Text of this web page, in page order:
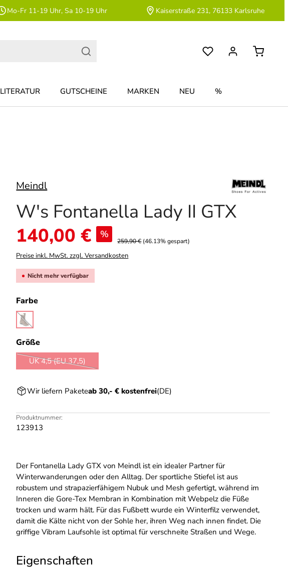
Mo-Fr 11-19 Uhr, Sa 10-19 Uhr Kaiserstraße 231, 76133 Karlsruhe
LITERATUR GUTSCHEINE MARKEN NEU %
Meindl
W's Fontanella Lady II GTX
Verkaufspreis:
140,00 € %
259,90 € (46.13% gespart)
Preise inkl. MwSt. zzgl. Versandkosten
Nicht mehr verfügbar
Farbeauswählen
braun
(Diese Option ist zurzeit nicht verfügbar.)
Größeauswählen
UK 4,5 (EU 37,5)
(Diese Option ist zurzeit nicht verfügbar.)
Wir liefern Paketeab 30,- € kostenfrei(DE)
Produktnummer:
123913
Der Fontanella Lady GTX von Meindl ist ein idealer Partner für
Winterwanderungen oder den Alltag. Der sportliche Stiefel ist aus
robustem und strapazierfähigem Nubuk und Mesh gefertigt, während im
Inneren die Gore-Tex Membran in Kombination mit Webpelz die Füße
trocken und warm hält. Für das Fußbett wurde ein Winterfilz verwendet,
damit die Kälte nicht von der Sohle her, ihren Weg nach innen findet. Die
griffige Vibram Laufsohle ist optimal für verschneite Straßen und Wege.
Eigenschaften